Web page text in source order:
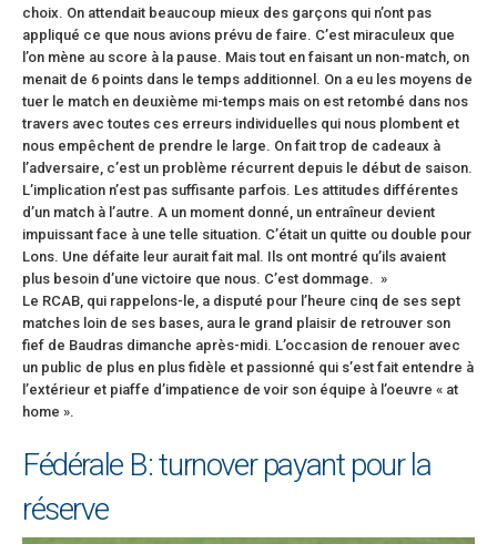
choix. On attendait beaucoup mieux des garçons qui n’ont pas
appliqué ce que nous avions prévu de faire. C’est miraculeux que
l’on mène au score à la pause. Mais tout en faisant un non-match, on
menait de 6 points dans le temps additionnel. On a eu les moyens de
tuer le match en deuxième mi-temps mais on est retombé dans nos
travers avec toutes ces erreurs individuelles qui nous plombent et
nous empêchent de prendre le large. On fait trop de cadeaux à
l’adversaire, c’est un problème récurrent depuis le début de saison.
L’implication n’est pas suffisante parfois. Les attitudes différentes
d’un match à l’autre. A un moment donné, un entraîneur devient
impuissant face à une telle situation. C’était un quitte ou double pour
Lons. Une défaite leur aurait fait mal. Ils ont montré qu’ils avaient
plus besoin d’une victoire que nous. C’est dommage. »
Le RCAB, qui rappelons-le, a disputé pour l’heure cinq de ses sept
matches loin de ses bases, aura le grand plaisir de retrouver son
fief de Baudras dimanche après-midi. L’occasion de renouer avec
un public de plus en plus fidèle et passionné qui s’est fait entendre à
l’extérieur et piaffe d’impatience de voir son équipe à l’oeuvre « at
home ».
Fédérale B: turnover payant pour la
réserve